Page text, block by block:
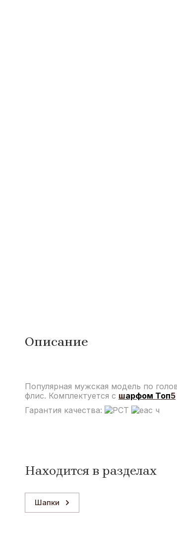
Описание
Популярная мужская модель по
флис. Комплектуется с шарфом Топ5
Гарантия качества:
Находится в разделах
Шапки